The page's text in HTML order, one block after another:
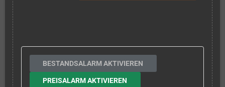
BESTANDSALARM AKTIVIEREN
PREISALARM AKTIVIEREN